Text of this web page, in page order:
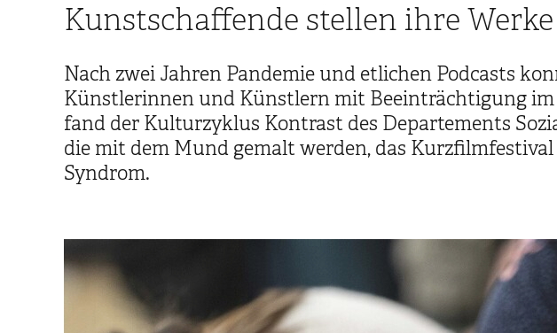
Kunstschaffende stellen ihre
Nach zwei Jahren Pandemie und etlichen Podcasts
Künstlerinnen und Künstlern mit Beeinträchtigung im
fand der Kulturzyklus Kontrast des Departements
die mit dem Mund gemalt werden, das
Syndrom.